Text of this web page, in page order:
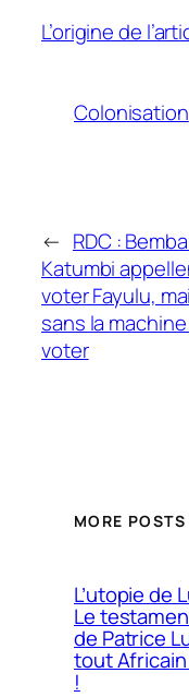
L’origine de
Colonisation
← RDC :
Katumbi
voter Fayulu,
sans la machine
voter
MORE POSTS
L’utopie de
Le
de Patrice
tout
!